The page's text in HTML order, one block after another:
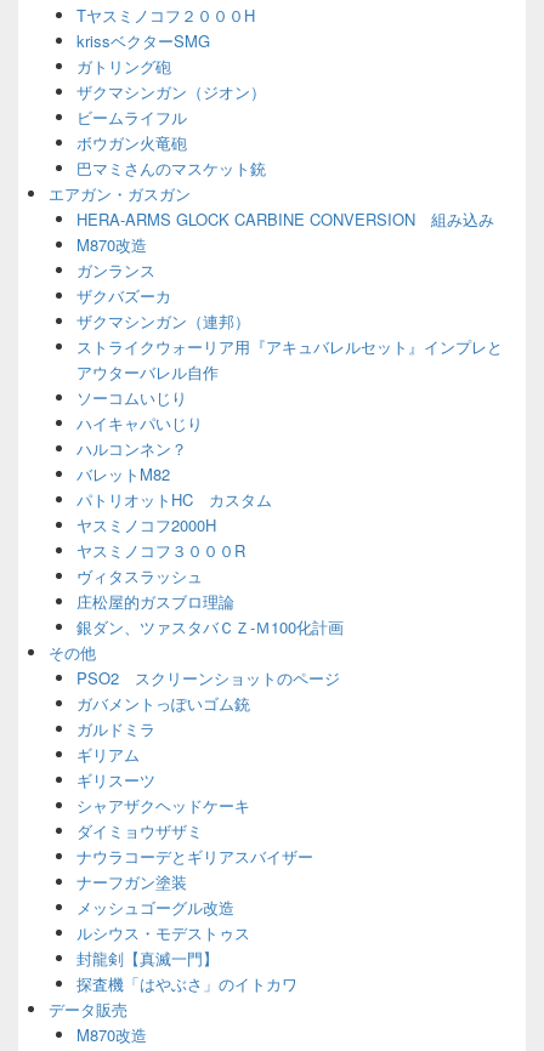
Tヤスミノコフ２０００H
krissベクターSMG
ガトリング砲
ザクマシンガン（ジオン）
ビームライフル
ボウガン火竜砲
巴マミさんのマスケット銃
エアガン・ガスガン
HERA-ARMS GLOCK CARBINE CONVERSION 組み込み
M870改造
ガンランス
ザクバズーカ
ザクマシンガン（連邦）
ストライクウォーリア用『アキュバレルセット』インプレと
アウターバレル自作
ソーコムいじり
ハイキャパいじり
ハルコンネン？
バレットM82
パトリオットHC カスタム
ヤスミノコフ2000H
ヤスミノコフ３０００R
ヴィタスラッシュ
庄松屋的ガスブロ理論
銀ダン、ツァスタバＣＺ-Ｍ100化計画
その他
PSO2 スクリーンショットのページ
ガバメントっぽいゴム銃
ガルドミラ
ギリアム
ギリスーツ
シャアザクヘッドケーキ
ダイミョウザザミ
ナウラコーデとギリアスバイザー
ナーフガン塗装
メッシュゴーグル改造
ルシウス・モデストゥス
封龍剣【真滅一門】
探査機「はやぶさ」のイトカワ
データ販売
M870改造